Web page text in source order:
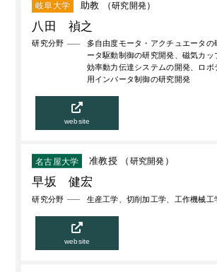
岐阜大学 助教 （研究開発）
八田 禎之
研究分野
多自由度モータ・アクチュエータの
ータ駆動制御の研究開発、磁気カッ
効率動力伝達システムの開発、ロボ
用インバータ制御の研究開発
website
名古屋大学 准教授 （ 研究開発 ）
早坂 健宏
研究分野 生産工学、切削加工学、工作機械工
website